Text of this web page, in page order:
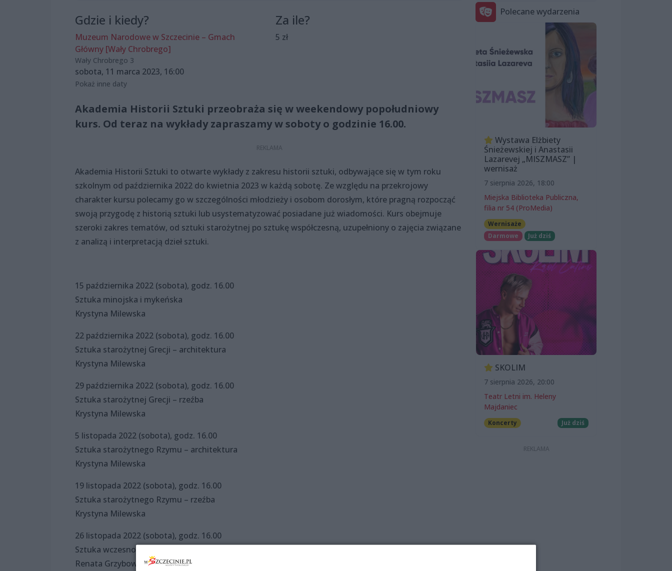
Gdzie i kiedy?
Muzeum Narodowe w Szczecinie – Gmach
Główny [Wały Chrobrego]
Wały Chrobrego 3
sobota, 11 marca 2023, 16:00
Za ile?
5 zł
Pokaż inne daty
Akademia Historii Sztuki przeobraża się w weekendowy popołudniowy
kurs. Od teraz na wykłady zapraszamy w soboty o godzinie 16.00.
Akademia Historii Sztuki to otwarte wykłady z zakresu historii sztuki, odbywające się w tym roku
szkolnym od października 2022 do kwietnia 2023 w każdą sobotę. Ze względu na przekrojowy
charakter kursu polecamy go w szczególności młodzieży i osobom dorosłym, które pragną rozpocząć
swoją przygodę z historią sztuki lub usystematyzować posiadane już wiadomości. Kurs obejmuje
szeroki zakres tematów, od sztuki starożytnej po sztukę współczesną, uzupełniony o zajęcia związane
z analizą i interpretacją dzieł sztuki.
15 października 2022 (sobota), godz. 16.00
Sztuka minojska i mykeńska
Krystyna Milewska
22 października 2022 (sobota), godz. 16.00
Sztuka starożytnej Grecji – architektura
Krystyna Milewska
29 października 2022 (sobota), godz. 16.00
Sztuka starożytnej Grecji – rzeźba
Krystyna Milewska
5 listopada 2022 (sobota), godz. 16.00
Sztuka starożytnego Rzymu – architektura
Krystyna Milewska
19 listopada 2022 (sobota), godz. 16.00
Sztuka starożytnego Rzymu – rzeźba
Krystyna Milewska
26 listopada 2022 (sobota), godz. 16.00
Sztuka wczesnochrześcijańska i bizantyjska
Renata Grzybowska-Fabiańska
Polecane wydarzenia
Wystawa Elżbiety
Śnieżewskiej i Anastasii
Lazarevej „MISZMASZ” |
wernisaż
7 sierpnia 2026, 18:00
Miejska Biblioteka Publiczna,
filia nr 54 (ProMedia)
Wernisaże
Darmowe
Już dziś
SKOLIM
7 sierpnia 2026, 20:00
Teatr Letni im. Heleny
Majdaniec
Koncerty Już dziś